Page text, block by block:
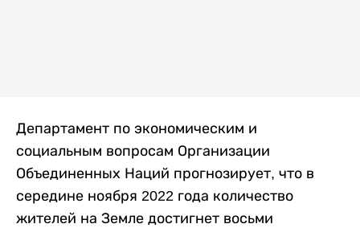
Департамент по экономическим и
социальным вопросам Организации
Объединенных Наций прогнозирует, что в
середине ноября 2022 года количество
жителей на Земле достигнет восьми